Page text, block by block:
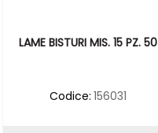
LAME BISTURI MIS. 15 PZ. 50
Codice: 156031